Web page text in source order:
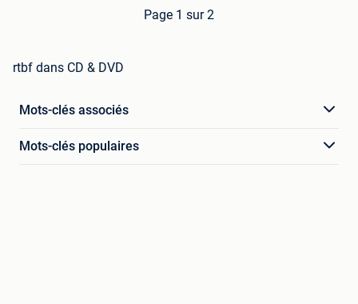
Page 1 sur 2
rtbf dans CD & DVD
Mots-clés associés
Mots-clés populaires